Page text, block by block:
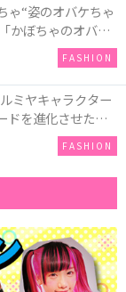
“姿のオバケちゃ
かぼちゃのオバケ
pot CAFE.では
」も登場
FASHION
ミヤキャラクター
ドを進化させた新
FASHION